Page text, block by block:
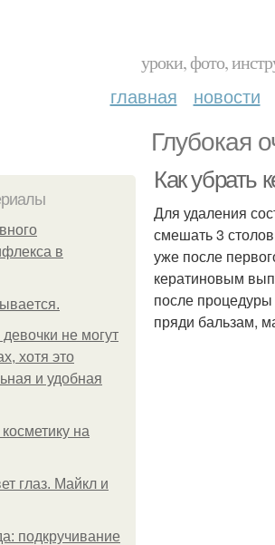
уроки, фото,
главная новости
Глубокая
в
не могут
хотя это
и удобная
на
глаз. Майкл и
подкручивание
Как убрать
Для удаления
смешать 3
уже после
кератиновым
после
пряди бальзам,